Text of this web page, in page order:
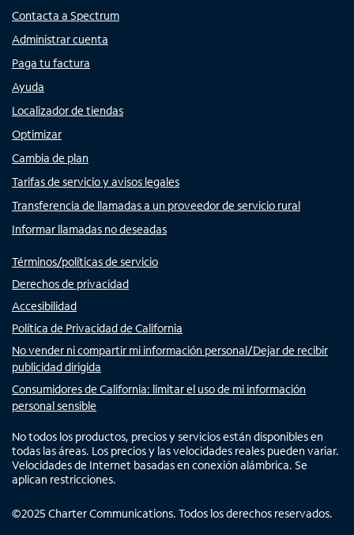
Contacta a Spectrum
Administrar cuenta
Paga tu factura
Ayuda
Localizador de tiendas
Optimizar
Cambia de plan
Tarifas de servicio y avisos legales
Transferencia de llamadas a un proveedor de servicio rural
Informar llamadas no deseadas
Términos/políticas de servicio
Derechos de privacidad
Accesibilidad
Política de Privacidad de California
No vender ni compartir mi información personal/Dejar de recibir
publicidad dirigida
Consumidores de California: limitar el uso de mi información
personal sensible
No todos los productos, precios y servicios están disponibles en
todas las áreas. Los precios y las velocidades reales pueden variar.
Velocidades de Internet basadas en conexión alámbrica. Se
aplican restricciones.
©2025 Charter Communications. Todos los derechos reservados.